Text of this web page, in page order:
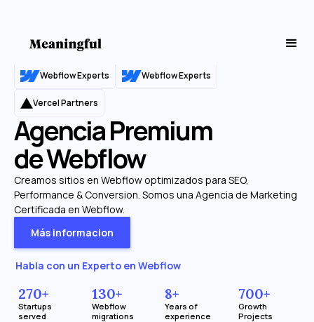
Webflow Experts Webflow Experts
Vercel Partners
Agencia Premium
de Webflow
Creamos sitios en Webflow optimizados para SEO,
Performance & Conversion. Somos una Agencia de Marketing
Certificada en Webflow.
Más informacion
Habla con un Experto en Webflow
270+
Startups
served
130+
Webflow
migrations
8+
Years of
experience
700+
Growth
Projects